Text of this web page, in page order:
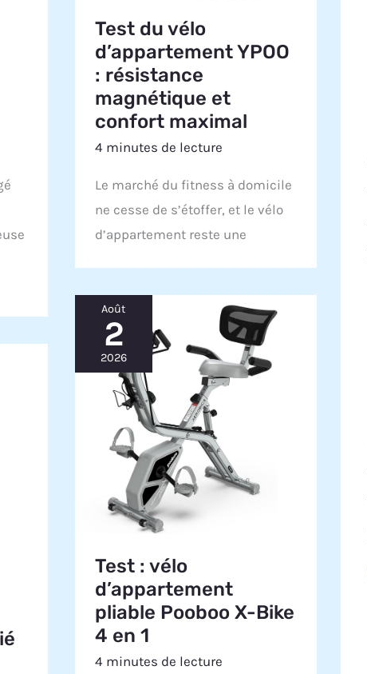
Test du vélo
d’appartement YPOO
: résistance
magnétique et
confort maximal
4 minutes de lecture
Le marché du fitness à domicile
ne cesse de s’étoffer, et le vélo
d’appartement reste une
Août
2
2026
Test : vélo
d’appartement
pliable Pooboo X-Bike
4 en 1
4 minutes de lecture